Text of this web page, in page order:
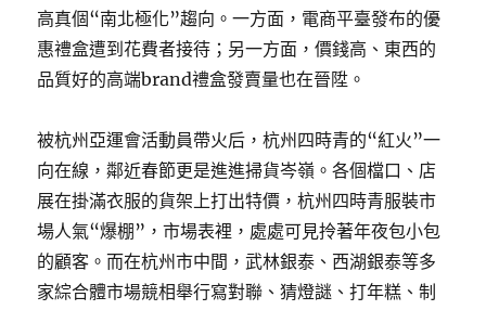
高真個“南北極化”趨向。一方面，電商平臺發布的優
惠禮盒遭到花費者接待；另一方面，價錢高、東西的
品質好的高端brand禮盒發賣量也在晉陞。
被杭州亞運會活動員帶火后，杭州四時青的“紅火”一
向在線，鄰近春節更是進進掃貨岑嶺。各個檔口、店
展在掛滿衣服的貨架上打出特價，杭州四時青服裝市
場人氣“爆棚”，市場表裡，處處可見拎著年夜包小包
的顧客。而在杭州市中間，武林銀泰、西湖銀泰等多
家綜合體市場競相舉行寫對聯、猜燈謎、打年糕、制